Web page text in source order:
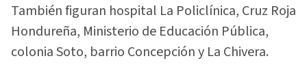
También figuran hospital La Policlínica, Cruz Roja
Hondureña, Ministerio de Educación Pública,
colonia Soto, barrio Concepción y La Chivera.